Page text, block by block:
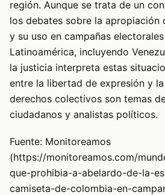
región. Aunque se trata de un
los debates sobre la apropiación
y su uso en campañas
Latinoamérica, incluyendo
la justicia interpreta estas
entre la libertad de expresión y
derechos colectivos son temas
ciudadanos y analistas políticos.
Fuente: Monitoreamos
(https://monitoreamos.com/
que-prohibia-a-abelardo-de-la-
camiseta-de-colombia-en-